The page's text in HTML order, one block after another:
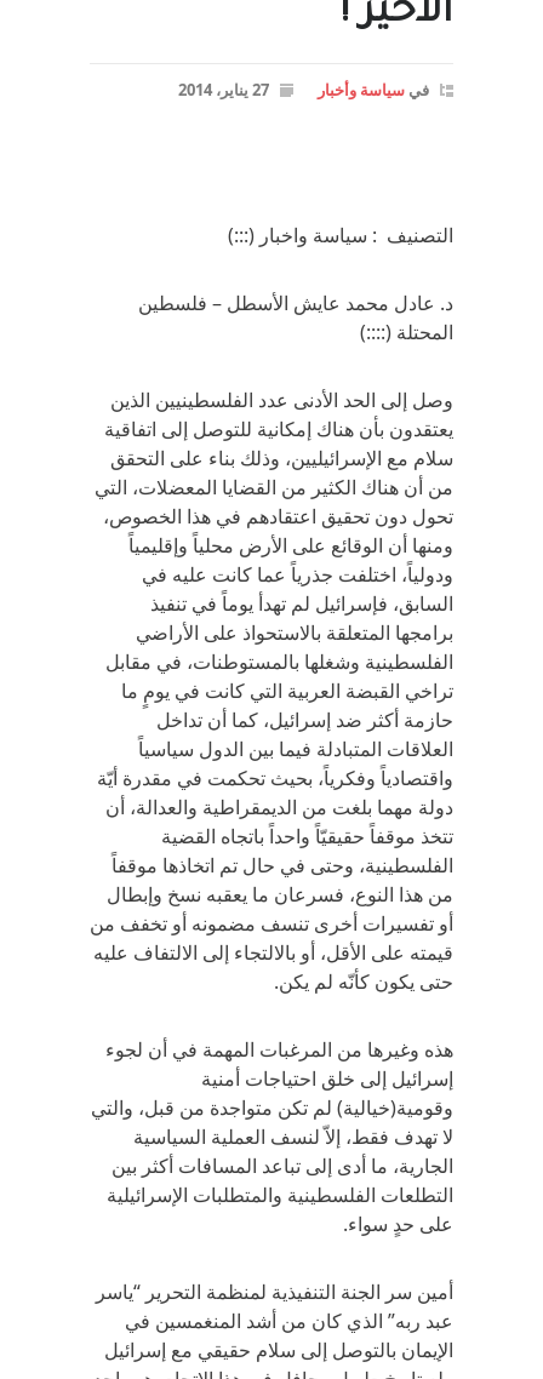
الأخير !
في سياسة وأخبار 27 يناير، 2014
التصنيف : سياسة واخبار (:::)
د. عادل محمد عايش الأسطل – فلسطين
المحتلة (::::)
وصل إلى الحد الأدنى عدد الفلسطينيين الذين
يعتقدون بأن هناك إمكانية للتوصل إلى اتفاقية
سلام مع الإسرائيليين، وذلك بناء على التحقق
من أن هناك الكثير من القضايا المعضلات، التي
تحول دون تحقيق اعتقادهم في هذا الخصوص،
ومنها أن الوقائع على الأرض محلياً وإقليمياً
ودولياً، اختلفت جذرياً عما كانت عليه في
السابق، فإسرائيل لم تهدأ يوماً في تنفيذ
برامجها المتعلقة بالاستحواذ على الأراضي
الفلسطينية وشغلها بالمستوطنات، في مقابل
تراخي القبضة العربية التي كانت في يومٍ ما
حازمة أكثر ضد إسرائيل، كما أن تداخل
العلاقات المتبادلة فيما بين الدول سياسياً
واقتصادياً وفكرياً، بحيث تحكمت في مقدرة أيّة
دولة مهما بلغت من الديمقراطية والعدالة، أن
تتخذ موقفاً حقيقيّاً واحداً باتجاه القضية
الفلسطينية، وحتى في حال تم اتخاذها موقفاً
من هذا النوع، فسرعان ما يعقبه نسخ وإبطال
أو تفسيرات أخرى تنسف مضمونه أو تخفف من
قيمته على الأقل، أو بالالتجاء إلى الالتفاف عليه
حتى يكون كأنّه لم يكن.
هذه وغيرها من المرغبات المهمة في أن لجوء
إسرائيل إلى خلق احتياجات أمنية
وقومية(خيالية) لم تكن متواجدة من قبل، والتي
لا تهدف فقط، إلاّ لنسف العملية السياسية
الجارية، ما أدى إلى تباعد المسافات أكثر بين
التطلعات الفلسطينية والمتطلبات الإسرائيلية
على حدٍ سواء.
أمين سر الجنة التنفيذية لمنظمة التحرير “ياسر
عبد ربه” الذي كان من أشد المنغمسين في
الإيمان بالتوصل إلى سلام حقيقي مع إسرائيل